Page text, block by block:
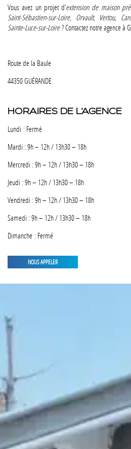
Vous avez un projet d’extension de maison
Saint-Sébastien-sur-Loire, Orvault, Vertou,
Sainte-Luce-sur-Loire? Contactez notre agence à
Route de la Baule
44350 GUÉRANDE
HORAIRES DE L’AGENCE
Lundi : Fermé
Mardi : 9h – 12h / 13h30 – 18h
Mercredi : 9h – 12h / 13h30 – 18h
Jeudi : 9h – 12h / 13h30 – 18h
Vendredi : 9h – 12h / 13h30 – 18h
Samedi : 9h – 12h / 13h30 – 18h
Dimanche : Fermé
NOUS APPELER